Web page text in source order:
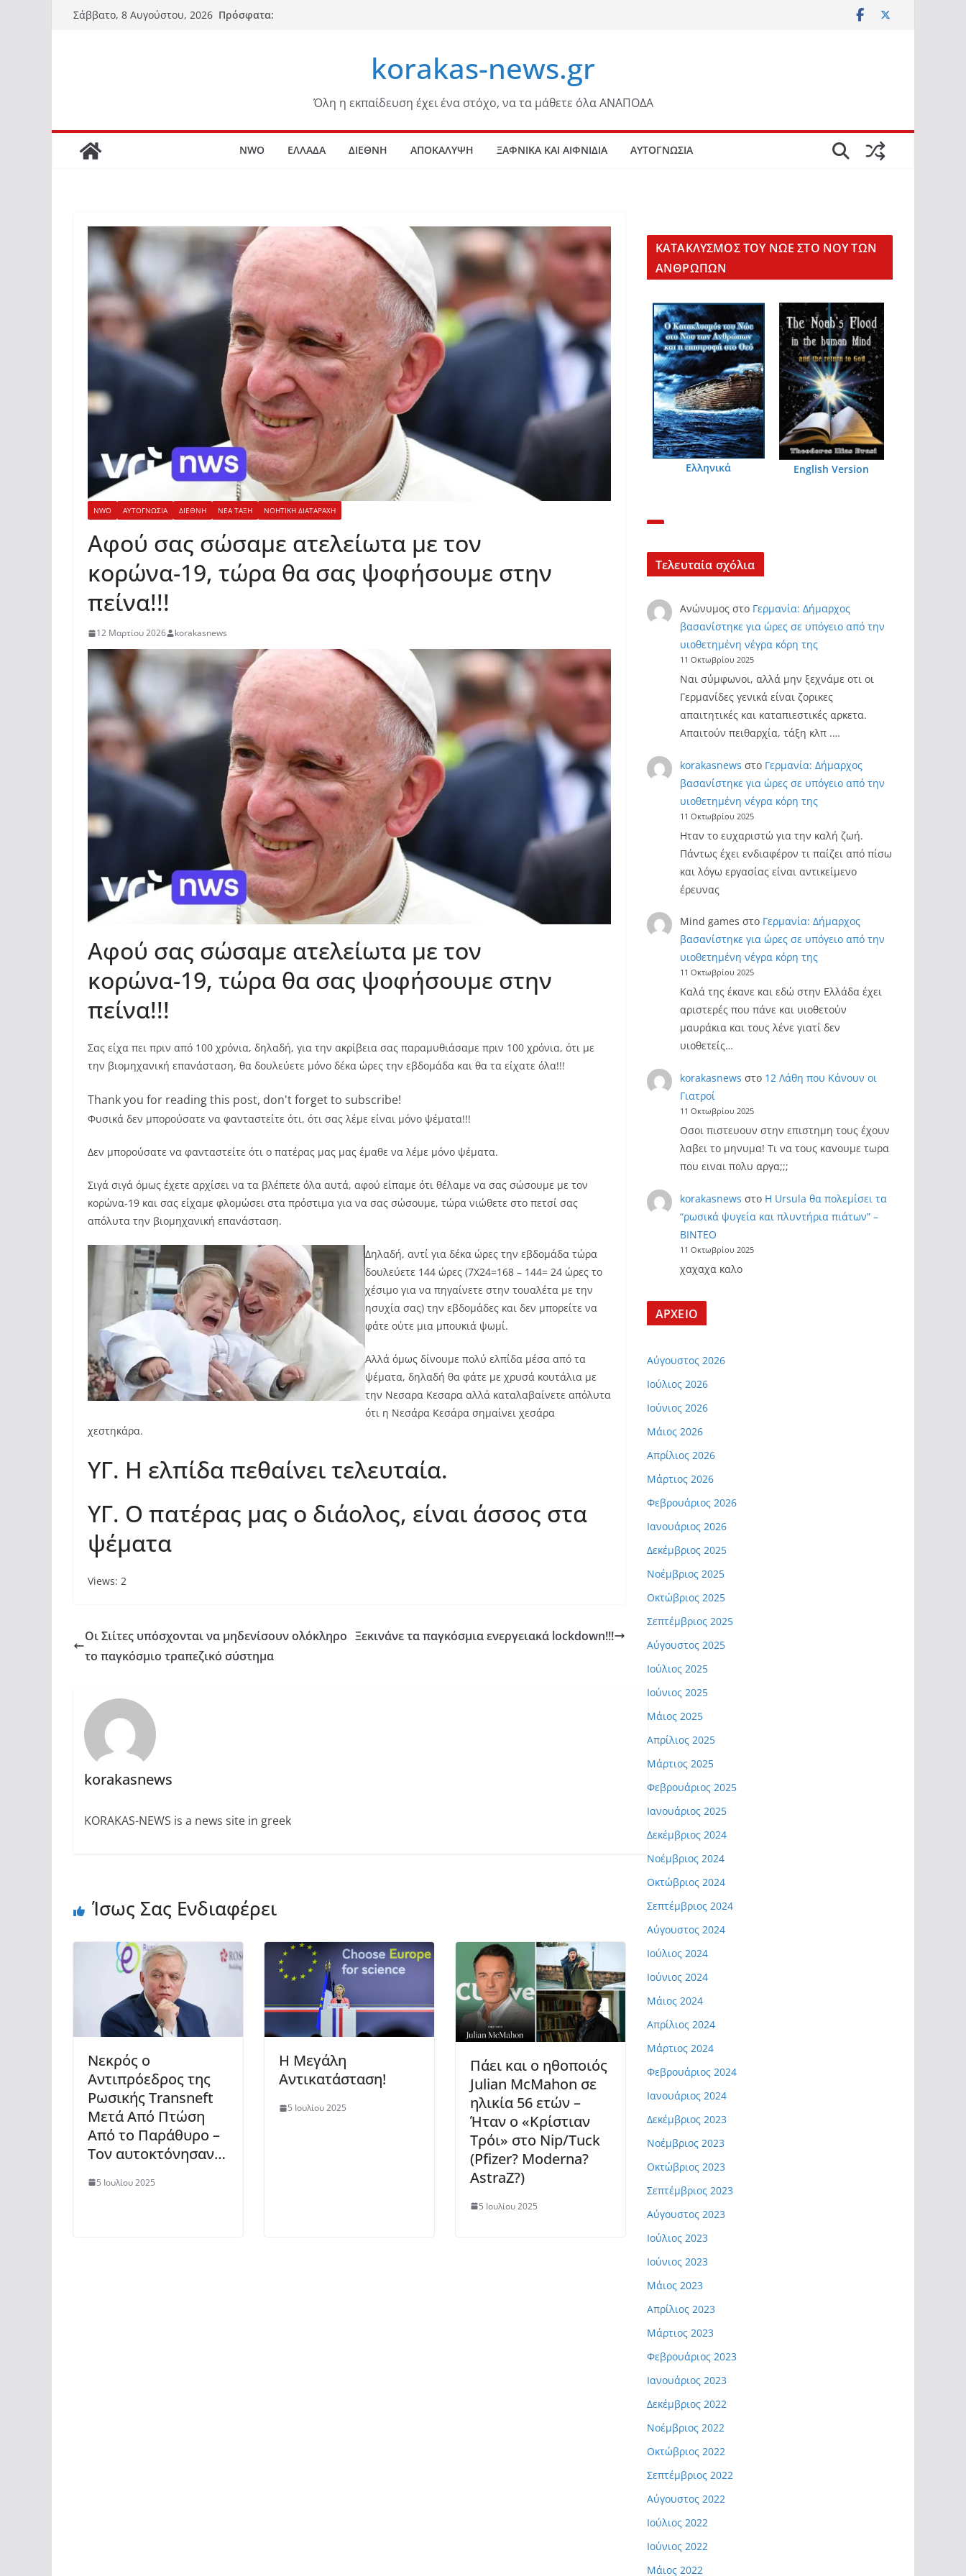
Μετάβαση
Σάββατο, 8 Αυγούστου, 2026 Πρόσφατα:
korakas-news.gr
Όλη η εκπαίδευση έχει ένα στόχο, να τα μάθετε όλα ΑΝΑΠΟΔΑ
NWO ΕΛΛΑΔΑ ΔΙΕΘΝΗ ΑΠΟΚΑΛΥΨΗ ΞΑΦΝΙΚΑ ΚΑΙ ΑΙΦΝΙΔΙΑ ΑΥΤΟΓΝΩΣΙΑ
NWO ΑΥΤΟΓΝΩΣΙΑ ΔΙΕΘΝΗ ΝΕΑ ΤΑΞΗ ΝΟΗΤΙΚΗ ΔΙΑΤΑΡΑΧΗ
Αφού σας σώσαμε ατελείωτα με τον
κορώνα-19, τώρα θα σας ψοφήσουμε στην
πείνα!!!
12 Μαρτίου 2026 korakasnews
Αφού σας σώσαμε ατελείωτα με τον
κορώνα-19, τώρα θα σας ψοφήσουμε στην
πείνα!!!
Σας είχα πει πριν από 100 χρόνια, δηλαδή, για την ακρίβεια σας παραμυθιάσαμε πριν 100 χρόνια, ότι με
την βιομηχανική επανάσταση, θα δουλεύετε μόνο δέκα ώρες την εβδομάδα και θα τα είχατε όλα!!!
Thank you for reading this post, don't forget to subscribe!
Φυσικά δεν μπορούσατε να φανταστείτε ότι, ότι σας λέμε είναι μόνο ψέματα!!!
Δεν μπορούσατε να φανταστείτε ότι ο πατέρας μας μας έμαθε να λέμε μόνο ψέματα.
Σιγά σιγά όμως έχετε αρχίσει να τα βλέπετε όλα αυτά, αφού είπαμε ότι θέλαμε να σας σώσουμε με τον
κορώνα-19 και σας είχαμε φλομώσει στα πρόστιμα για να σας σώσουμε, τώρα νιώθετε στο πετσί σας
απόλυτα την βιομηχανική επανάσταση.
Δηλαδή, αντί για δέκα ώρες την εβδομάδα τώρα
δουλεύετε 144 ώρες (7Χ24=168 – 144= 24 ώρες το
χέσιμο για να πηγαίνετε στην τουαλέτα με την
ησυχία σας) την εβδομάδες και δεν μπορείτε να
φάτε ούτε μια μπουκιά ψωμί.
Αλλά όμως δίνουμε πολύ ελπίδα μέσα από τα
ψέματα, δηλαδή θα φάτε με χρυσά κουτάλια με
την Νεσαρα Κεσαρα αλλά καταλαβαίνετε απόλυτα
ότι η Νεσάρα Κεσάρα σημαίνει χεσάρα
χεστηκάρα.
ΥΓ. Η ελπίδα πεθαίνει τελευταία.
ΥΓ. Ο πατέρας μας ο διάολος, είναι άσσος στα
ψέματα
Views: 2
Οι Σιίτες υπόσχονται να μηδενίσουν ολόκληρο
το παγκόσμιο τραπεζικό σύστημα
Ξεκινάνε τα παγκόσμια ενεργειακά lockdown!!!
korakasnews
KORAKAS-NEWS is a news site in greek
Ίσως Σας Ενδιαφέρει
Νεκρός ο
Αντιπρόεδρος της
Ρωσικής Transneft
Μετά Από Πτώση
Από το Παράθυρο –
Τον αυτοκτόνησαν…
5 Ιουλίου 2025
Η Μεγάλη
Αντικατάσταση!
5 Ιουλίου 2025
Πάει και ο ηθοποιός
Julian McMahon σε
ηλικία 56 ετών –
Ήταν ο «Κρίστιαν
Τρόι» στο Nip/Tuck
(Pfizer? Moderna?
AstraZ?)
5 Ιουλίου 2025
KΑΤΑΚΛΥΣΜΟΣ ΤΟΥ ΝΩΕ ΣΤΟ ΝΟΥ ΤΩΝ
ΑΝΘΡΩΠΩΝ
Ελληνικά English Version
Τελευταία σχόλια
Ανώνυμοςστο Γερμανία: Δήμαρχος
βασανίστηκε για ώρες σε υπόγειο από την
υιοθετημένη νέγρα κόρη της
11 Οκτωβρίου 2025
Ναι σύμφωνοι, αλλά μην ξεχνάμε οτι οι
Γερμανίδες γενικά είναι ζορικες
απαιτητικές και καταπιεστικές αρκετα.
Απαιτούν πειθαρχία, τάξη κλπ .…
korakasnews στο Γερμανία: Δήμαρχος
βασανίστηκε για ώρες σε υπόγειο από την
υιοθετημένη νέγρα κόρη της
11 Οκτωβρίου 2025
Ηταν το ευχαριστώ για την καλή ζωή.
Πάντως έχει ενδιαφέρον τι παίζει από πίσω
και λόγω εργασίας είναι αντικείμενο
έρευνας
Mind games στο Γερμανία: Δήμαρχος
βασανίστηκε για ώρες σε υπόγειο από την
υιοθετημένη νέγρα κόρη της
11 Οκτωβρίου 2025
Καλά της έκανε και εδώ στην Ελλάδα έχει
αριστερές που πάνε και υιοθετούν
μαυράκια και τους λένε γιατί δεν
υιοθετείς…
korakasnews στο 12 Λάθη που Κάνουν οι
Γιατροί
11 Οκτωβρίου 2025
Οσοι πιστευουν στην επιστημη τους έχουν
λαβει το μηνυμα! Τι να τους κανουμε τωρα
που ειναι πολυ αργα;;;
korakasnews στο Η Ursula θα πολεμίσει τα
“ρωσικά ψυγεία και πλυντήρια πιάτων” –
ΒΙΝΤΕΟ
11 Οκτωβρίου 2025
χαχαχα καλο
ΑΡΧΕΙΟ
Αύγουστος 2026
Ιούλιος 2026
Ιούνιος 2026
Μάιος 2026
Απρίλιος 2026
Μάρτιος 2026
Φεβρουάριος 2026
Ιανουάριος 2026
Δεκέμβριος 2025
Νοέμβριος 2025
Οκτώβριος 2025
Σεπτέμβριος 2025
Αύγουστος 2025
Ιούλιος 2025
Ιούνιος 2025
Μάιος 2025
Απρίλιος 2025
Μάρτιος 2025
Φεβρουάριος 2025
Ιανουάριος 2025
Δεκέμβριος 2024
Νοέμβριος 2024
Οκτώβριος 2024
Σεπτέμβριος 2024
Αύγουστος 2024
Ιούλιος 2024
Ιούνιος 2024
Μάιος 2024
Απρίλιος 2024
Μάρτιος 2024
Φεβρουάριος 2024
Ιανουάριος 2024
Δεκέμβριος 2023
Νοέμβριος 2023
Οκτώβριος 2023
Σεπτέμβριος 2023
Αύγουστος 2023
Ιούλιος 2023
Ιούνιος 2023
Μάιος 2023
Απρίλιος 2023
Μάρτιος 2023
Φεβρουάριος 2023
Ιανουάριος 2023
Δεκέμβριος 2022
Νοέμβριος 2022
Οκτώβριος 2022
Σεπτέμβριος 2022
Αύγουστος 2022
Ιούλιος 2022
Ιούνιος 2022
Μάιος 2022